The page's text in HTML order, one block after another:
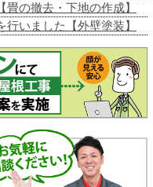
の撤去・下地の作成】
いました【外壁塗装】